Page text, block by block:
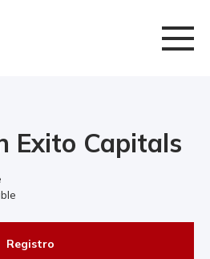
Exito Capitals
Registro